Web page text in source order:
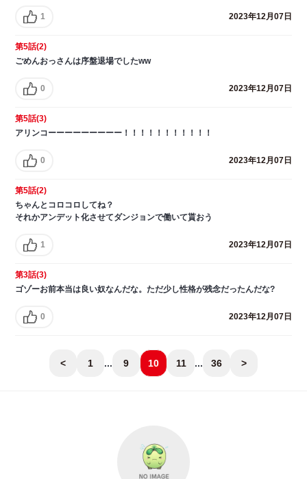
1 2023年12月07日
第5話(2)
ごめんおっさんは序盤退場でしたww
0 2023年12月07日
第5話(3)
アリンコーーーーーーーーー！！！！！！！！！！！
0 2023年12月07日
第5話(2)
ちゃんとコロコロしてね？
それかアンデット化させてダンジョンで働いて貰おう
1 2023年12月07日
第3話(3)
ゴゾーお前本当は良い奴なんだな。ただ少し性格が残念だったんだな?
0 2023年12月07日
< 1 ... 9 10 11 ... 36 >